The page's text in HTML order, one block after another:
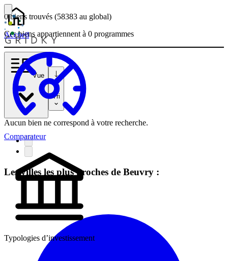
Accueil
Comparateur
Typologies d’investissement
0 biens trouvés (58383 au global)
Ces biens appartiennent à 0 programmes
Vue
Tri
Aucun bien ne correspond à votre recherche.
Les villes les plus proches de Beuvry :